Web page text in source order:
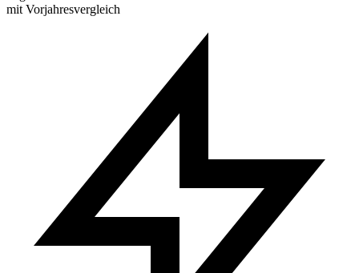
mit Vorjahresvergleich